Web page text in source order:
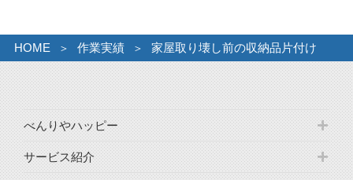
HOME 作業実績 家屋取り壊し前の収納品片付け
べんりやハッピー
サービス紹介